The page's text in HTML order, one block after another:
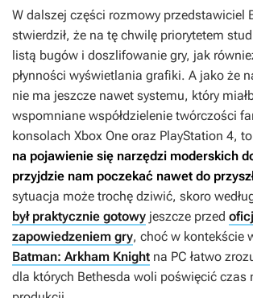
W dalszej części rozmowy przedstawiciel
stwierdził, że na tę chwilę priorytetem
listą bugów i doszlifowanie gry, jak
płynności wyświetlania grafiki. A jako że
nie ma jeszcze nawet systemu, który
wspomniane współdzielenie twórczości
konsolach Xbox One oraz PlayStation 4,
na pojawienie się narzędzi moderskich
przyjdzie nam poczekać nawet do
sytuacja może trochę dziwić, skoro
był praktycznie gotowy jeszcze przed
zapowiedzeniem gry, choć w kontekście
Batman: Arkham Knight na PC łatwo
dla których Bethesda woli poświęcić czas